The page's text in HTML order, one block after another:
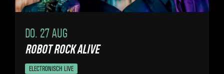
DO. 27 AUG
ROBOT ROCK ALIVE
ELECTRONISCH LIVE